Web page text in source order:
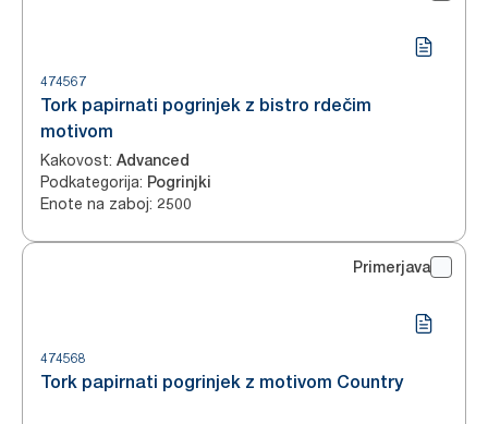
474567
Tork papirnati pogrinjek z bistro rdečim
motivom
Kakovost: Advanced
Podkategorija: Pogrinjki
Enote na zaboj: 2500
Primerjava
474568
Tork papirnati pogrinjek z motivom Country